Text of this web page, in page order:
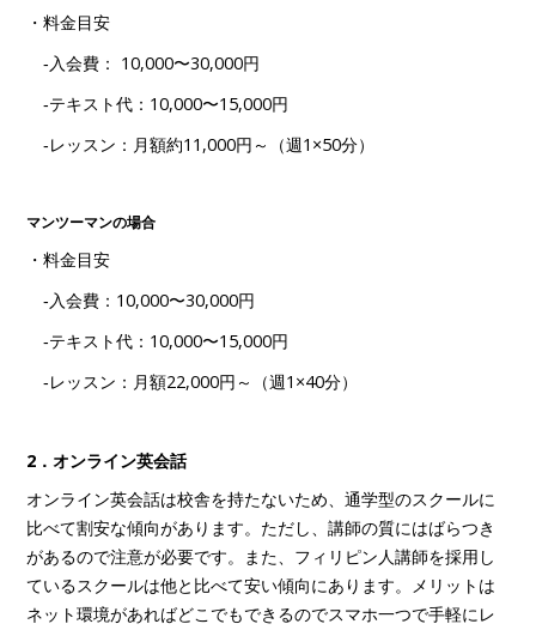
・料金目安
‐入会費： 10,000〜30,000円
‐テキスト代：10,000〜15,000円
‐レッスン：月額約11,000円～（週1×50分）
マンツーマンの場合
・料金目安
‐入会費：10,000〜30,000円
‐テキスト代：10,000〜15,000円
‐レッスン：月額22,000円～（週1×40分）
2．オンライン英会話
オンライン英会話は校舎を持たないため、通学型のスクールに
比べて割安な傾向があります。ただし、講師の質にはばらつき
があるので注意が必要です。また、フィリピン人講師を採用し
ているスクールは他と比べて安い傾向にあります。メリットは
ネット環境があればどこでもできるのでスマホ一つで手軽にレ